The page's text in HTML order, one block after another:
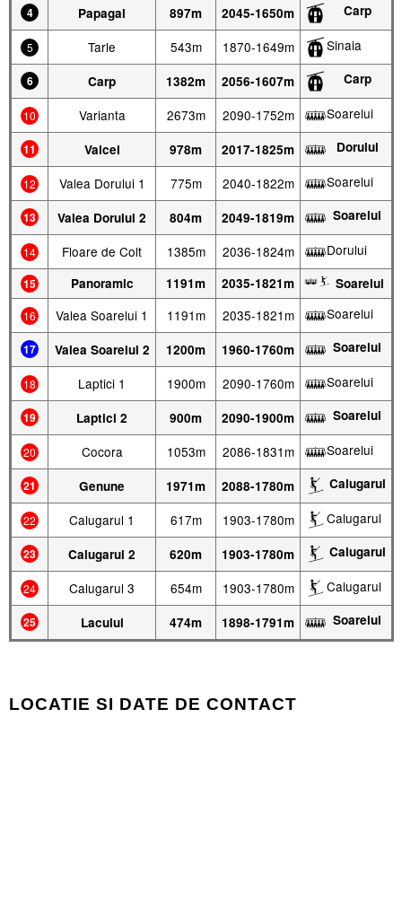
4 Papagal 897m 2045-1650m Carp
5 Tarle 543m 1870-1649m Sinaia
6 Carp 1382m 2056-1607m Carp
10 Varianta 2673m 2090-1752m Soarelui
11 Valcel 978m 2017-1825m Dorului
12 Valea Dorului 1 775m 2040-1822m Soarelui
13 Valea Dorului 2 804m 2049-1819m Soarelui
14 Floare de Colt 1385m 2036-1824m Dorului
15 Panoramic 1191m 2035-1821m Soarelui
16 Valea Soarelui 1 1191m 2035-1821m Soarelui
17 Valea Soarelui 2 1200m 1960-1760m Soarelui
18 Laptici 1 1900m 2090-1760m Soarelui
19 Laptici 2 900m 2090-1900m Soarelui
20 Cocora 1053m 2086-1831m Soarelui
21 Genune 1971m 2088-1780m Calugarul
22 Calugarul 1 617m 1903-1780m Calugarul
23 Calugarul 2 620m 1903-1780m Calugarul
24 Calugarul 3 654m 1903-1780m Calugarul
25 Lacului 474m 1898-1791m Soarelui
LOCATIE SI DATE DE CONTACT